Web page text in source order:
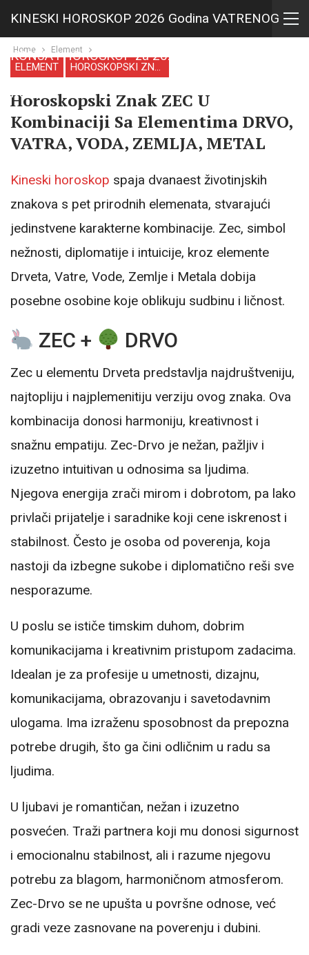
KINESKI HOROSKOP 2026 Godina VATRENOG
KONJA i HOROSKOP za 2027 Godina VATRENE
KOZE
Home Element
ELEMENT HOROSKOPSKI ZNAK
Horoskopski Znak ZEC U
Kombinaciji Sa Elementima DRVO,
VATRA, VODA, ZEMLJA, METAL
Kineski horoskop spaja dvanaest životinjskih
znakova s pet prirodnih elemenata, stvarajući
jedinstvene karakterne kombinacije. Zec, simbol
nežnosti, diplomatije i intuicije, kroz elemente
Drveta, Vatre, Vode, Zemlje i Metala dobija
posebne osobine koje oblikuju sudbinu i ličnost.
ZEC + DRVO
Zec u elementu Drveta predstavlja najdruštveniju,
najtopliju i najplemenitiju verziju ovog znaka. Ova
kombinacija donosi harmoniju, kreativnost i
snažnu empatiju. Zec-Drvo je nežan, pažljiv i
izuzetno intuitivan u odnosima sa ljudima.
Njegova energija zrači mirom i dobrotom, pa lako
privlači prijatelje i saradnike koji cene iskrenost i
stabilnost. Često je osoba od poverenja, koja
nastoji da izbegne sukobe i diplomatično reši sve
nesporazume.
U poslu se ističe timskim duhom, dobrim
komunikacijama i kreativnim pristupom zadacima.
Idealan je za profesije u umetnosti, dizajnu,
komunikacijama, obrazovanju i savetodavnim
ulogama. Ima izraženu sposobnost da prepozna
potrebe drugih, što ga čini odličnim u radu sa
ljudima.
U ljubavi je romantičan, nežan i izuzetno
posvećen. Traži partnera koji mu donosi sigurnost
i emocionalnu stabilnost, ali i razume njegovu
potrebu za blagom, harmoničnom atmosferom.
Zec-Drvo se ne upušta u površne odnose, već
gradi veze zasnovane na poverenju i dubini.